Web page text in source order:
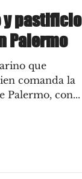
y pastificio
Palermo
que
comanda la
Palermo, con...